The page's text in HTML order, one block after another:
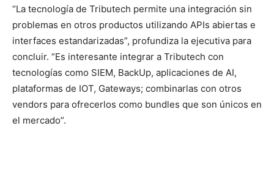
“La tecnología de Tributech permite una integración sin
problemas en otros productos utilizando APIs abiertas e
interfaces estandarizadas”, profundiza la ejecutiva para
concluir. “Es interesante integrar a Tributech con
tecnologías como SIEM, BackUp, aplicaciones de AI,
plataformas de IOT, Gateways; combinarlas con otros
vendors para ofrecerlos como bundles que son únicos en
el mercado”.